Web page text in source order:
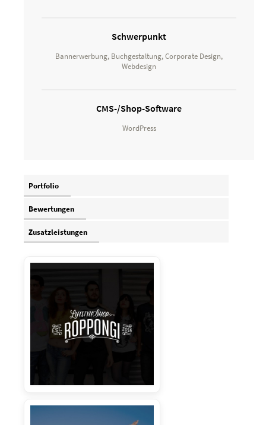
Schwerpunkt
Bannerwerbung, Buchgestaltung, Corporate Design,
Webdesign
CMS-/Shop-Software
WordPress
Portfolio
Bewertungen
Zusatzleistungen